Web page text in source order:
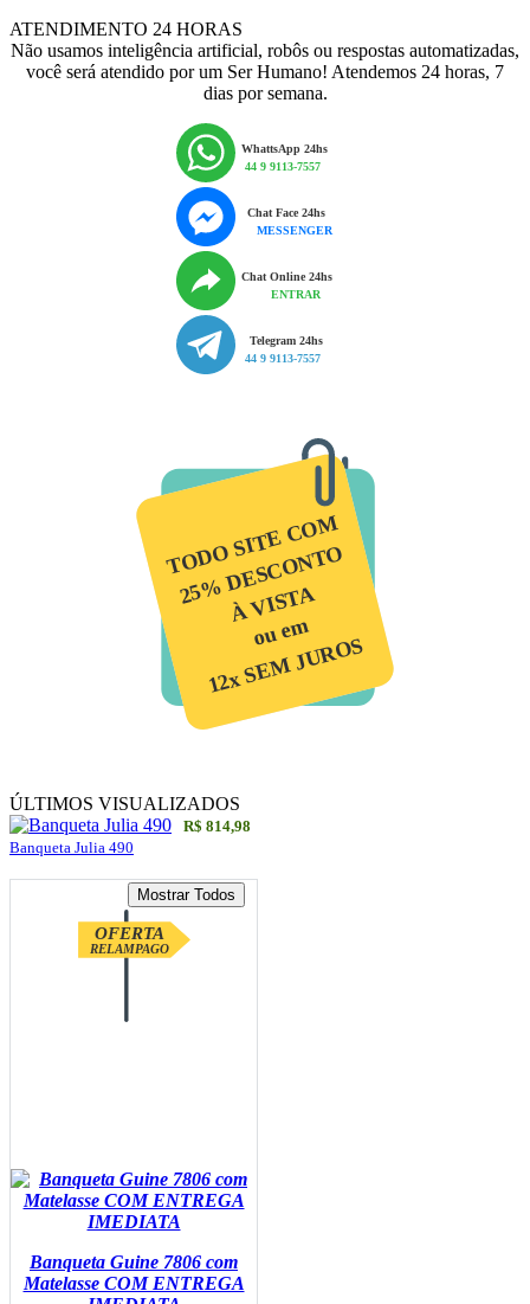
ATENDIMENTO 24 HORAS
Não usamos inteligência artificial, robôs ou respostas automatizadas,
você será atendido por um Ser Humano! Atendemos 24 horas, 7
dias por semana.
WhattsApp 24hs
44 9 9113-7557
Chat Face 24hs
MESSENGER
Chat Online 24hs
ENTRAR
Telegram 24hs
44 9 9113-7557
TODO SITE COM
25% DESCONTO
À VISTA
ou em
12x SEM JUROS
ÚLTIMOS VISUALIZADOS
R$ 814,98
Banqueta Julia 490
OFERTA
RELAMPAGO
Banqueta Guine 7806 com
Matelasse COM ENTREGA